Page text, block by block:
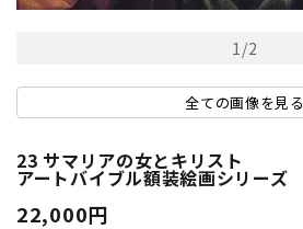
1/2
全ての画像を見る
23 サマリアの女とキリスト
アートバイブル額装絵画シリーズ
22,000円